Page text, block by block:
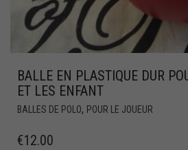
BALLE EN PLASTIQUE DUR
ET LES ENFANT
BALLES DE POLO, POUR LE JOUEUR
€12.00